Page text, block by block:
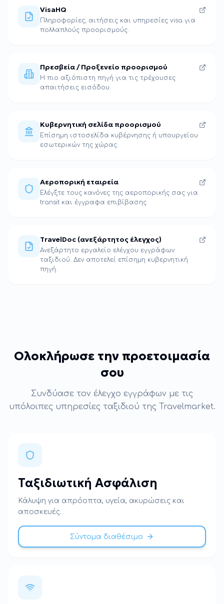
VisaHQ
Πληροφορίες, αιτήσεις και υπηρεσίες visa για
πολλαπλούς προορισμούς.
Πρεσβεία / Προξενείο προορισμού
Η πιο αξιόπιστη πηγή για τις τρέχουσες
απαιτήσεις εισόδου.
Κυβερνητική σελίδα προορισμού
Επίσημη ιστοσελίδα κυβέρνησης ή υπουργείου
εσωτερικών της χώρας.
Αεροπορική εταιρεία
Ελέγξτε τους κανόνες της αεροπορικής σας για
transit και έγγραφα επιβίβασης.
TravelDoc (ανεξάρτητος έλεγχος)
Ανεξάρτητο εργαλείο ελέγχου εγγράφων
ταξιδιού. Δεν αποτελεί επίσημη κυβερνητική
πηγή.
Ολοκλήρωσε την προετοιμασία
σου
Συνδύασε τον έλεγχο εγγράφων με τις
υπόλοιπες υπηρεσίες ταξιδιού της Travelmarket.
Ταξιδιωτική Ασφάλιση
Κάλυψη για απρόοπτα, υγεία, ακυρώσεις και
αποσκευές.
Σύντομα διαθέσιμο